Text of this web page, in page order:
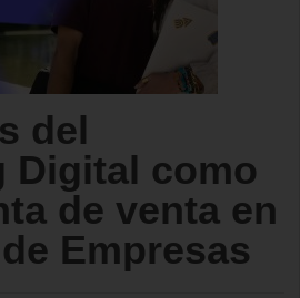
del
Digital como
de venta en
Empresas